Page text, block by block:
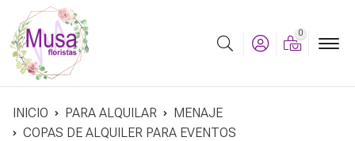
Buscar
0
INICIO PARA ALQUILAR
MENAJE
COPAS DE ALQUILER PARA EVENTOS